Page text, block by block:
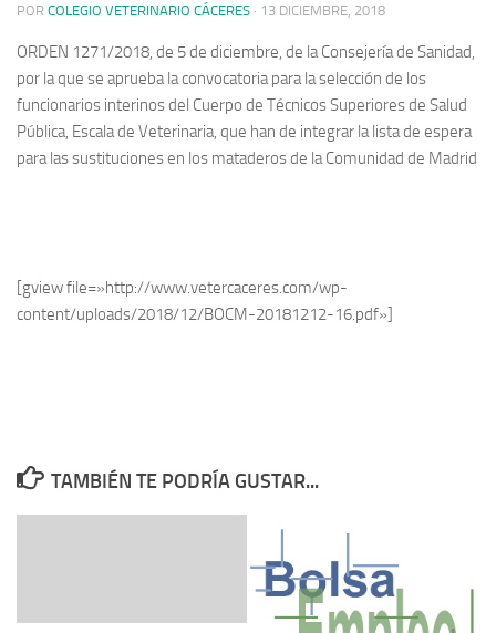
POR COLEGIO VETERINARIO CÁCERES · 13 DICIEMBRE, 2018
ORDEN 1271/2018, de 5 de diciembre, de la Consejería de Sanidad,
por la que se aprueba la convocatoria para la selección de los
funcionarios interinos del Cuerpo de Técnicos Superiores de Salud
Pública, Escala de Veterinaria, que han de integrar la lista de espera
para las sustituciones en los mataderos de la Comunidad de Madrid
[gview file=»http://www.vetercaceres.com/wp-
content/uploads/2018/12/BOCM-20181212-16.pdf»]
TAMBIÉN TE PODRÍA GUSTAR...